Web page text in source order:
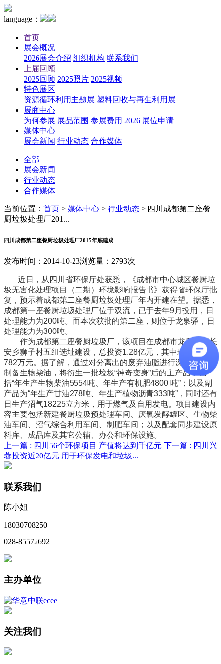
language：
首页
展会概况
2026展会介绍 组织机构 联系我们
上届回顾
2025回顾 2025照片 2025视频
特色展区
资源循环利用主题展 塑料回收与再生利用展
展商中心
为何参展 展品范围 参展费用 2026 展位申请
媒体中心
展会新闻 行业动态 合作媒体
全部
展会新闻
行业动态
合作媒体
当前位置： 首页 > 媒体中心 > 行业动态 > 四川成都第二座餐
厨垃圾处理厂201...
四川成都第二座餐厨垃圾处理厂2015年底建成
发布时间：2014-10-23浏览量：2793次
近日，从四川省环保厅处获悉，《成都市中心城区餐厨垃
圾无害化处理项目（二期）环境影响报告书》获得省环保厅批
复，预示着成都第二座餐厨垃圾处理厂年内开建在望。据悉，
成都第一座餐厨垃圾处理厂位于双流，已于去年9月投用，日
处理能力为200吨。而本次获批的第二座，则位于龙泉驿，日
处理能力为300吨。
作为成都第二座餐厨垃圾厂，该项目在成都市龙泉驿区长
安乡狮子村五组选址建设，总投资1.28亿元，其中环保投资
782万元。据了解，通过对分离出的废弃油脂进行深度处理和
制备生物柴油，将衍生一批垃圾“神奇变身”后的主产品，包
括“年生产生物柴油5554吨、年生产有机肥4800 吨”；以及副
产品为“年生产甘油278吨、年生产植物沥青333吨”，同时还有
日生产沼气18225立方米，用于燃气及自用发电。项目建设内
容主要包括新建餐厨垃圾预处理车间、厌氧发酵罐区、生物柴
油车间、沼气综合利用车间、制肥车间；以及配套同步建设原
料库、成品库及其它公辅、办公和环保设施。
上一篇 : 四川56个环保项目 产值将达到千亿元 下一篇 : 四川兴
蓉投资近20亿元 用于环保发电和垃圾...
联系我们
陈小姐
18030708250
028-85572692
主办单位
关注我们